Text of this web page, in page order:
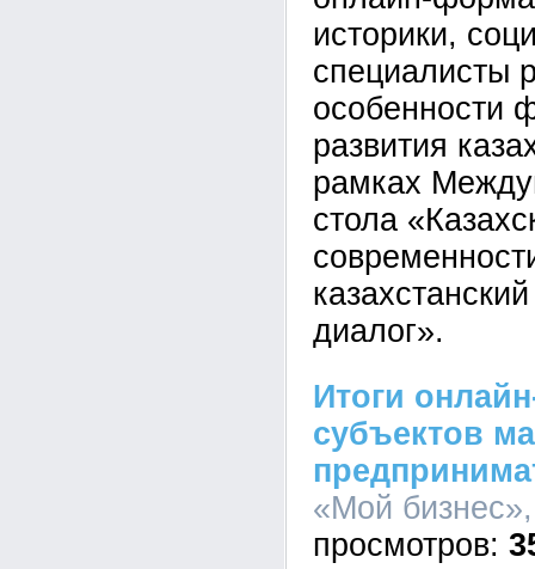
историки,
специалисты
особенности
развития
рамках
стола
диалог».
Итоги
субъектов
«Мой